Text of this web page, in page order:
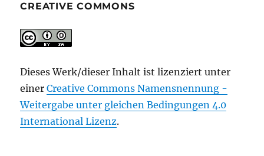
CREATIVE COMMONS
Dieses Werk/dieser Inhalt ist lizenziert unter
einerCreative Commons Namensnennung -
Weitergabe unter gleichen Bedingungen 4.0
International Lizenz.